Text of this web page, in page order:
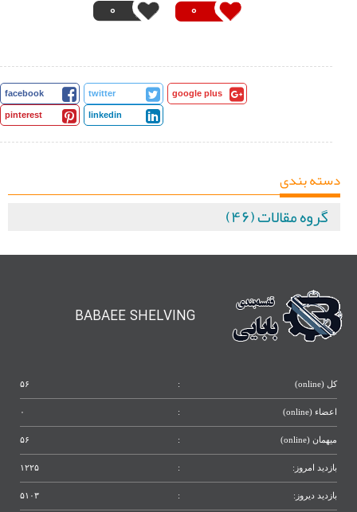
0
0
facebook twitter google plus
pinterest linkedin
دسته بندی
گروه مقالات (۴۶)
BABAEE SHELVING
کل (online) : ۵۶
اعضاء (online) : ۰
میهمان (online) : ۵۶
بازدید امروز: : ۱۲۲۵
بازدید دیروز: : ۵۱۰۳